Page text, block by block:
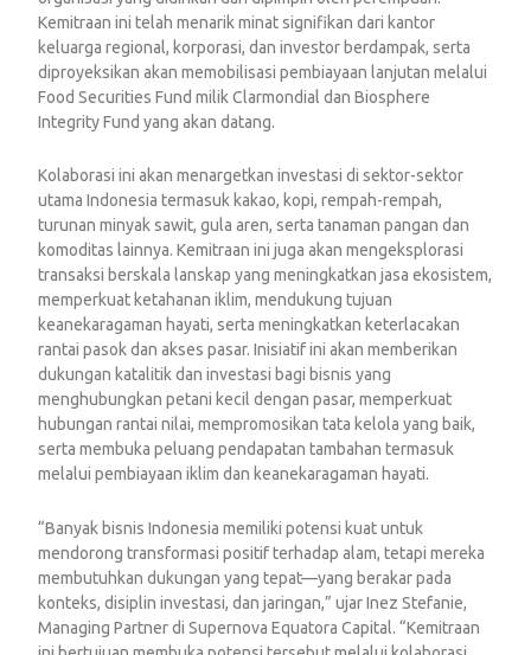
Kemitraan ini telah menarik minat signifikan dari kantor
keluarga regional, korporasi, dan investor berdampak, serta
diproyeksikan akan memobilisasi pembiayaan lanjutan melalui
Food Securities Fund milik Clarmondial dan Biosphere
Integrity Fund yang akan datang.
Kolaborasi ini akan menargetkan investasi di sektor-sektor
utama Indonesia termasuk kakao, kopi, rempah-rempah,
turunan minyak sawit, gula aren, serta tanaman pangan dan
komoditas lainnya. Kemitraan ini juga akan mengeksplorasi
transaksi berskala lanskap yang meningkatkan jasa ekosistem,
memperkuat ketahanan iklim, mendukung tujuan
keanekaragaman hayati, serta meningkatkan keterlacakan
rantai pasok dan akses pasar. Inisiatif ini akan memberikan
dukungan katalitik dan investasi bagi bisnis yang
menghubungkan petani kecil dengan pasar, memperkuat
hubungan rantai nilai, mempromosikan tata kelola yang baik,
serta membuka peluang pendapatan tambahan termasuk
melalui pembiayaan iklim dan keanekaragaman hayati.
“Banyak bisnis Indonesia memiliki potensi kuat untuk
mendorong transformasi positif terhadap alam, tetapi mereka
membutuhkan dukungan yang tepat—yang berakar pada
konteks, disiplin investasi, dan jaringan,” ujar Inez Stefanie,
Managing Partner di Supernova Equatora Capital. “Kemitraan